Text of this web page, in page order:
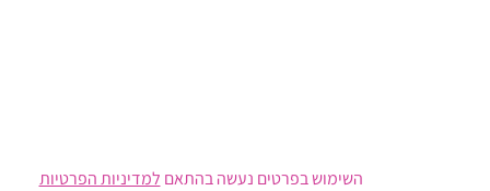
השימוש בפרטים נעשה בהתאם למדיניות הפרטיות